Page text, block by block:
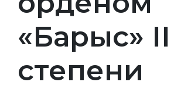
«Барыс» ІІ
степени